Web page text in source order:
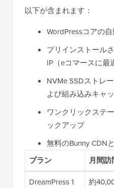
以下が含まれます：
WordPressコアの
プリインストール
IP（eコマースに最
NVMe SSDストレ
よび組み込みキャ
ワンクリックステ
ックアップ
無料のBunny CDN
プラン
月間訪
DreamPress 1
約